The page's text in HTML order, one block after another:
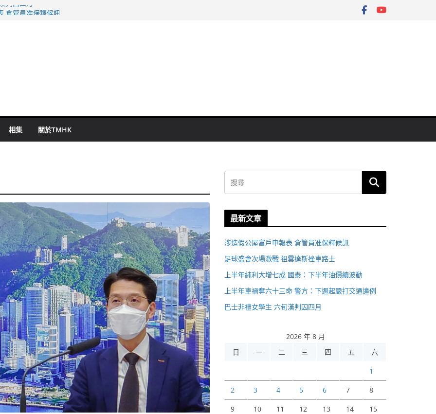
判囚四月
相集 關於TMHK
最新文章
涉造假公屋富戶申報表 倉管員准保釋候訊
足球盛會次場激戰 祖雲達斯挫車路士
上半年純利大增七成 國泰：下半年油價續波動
上半年車禍奪六十三命 警方：下週起嚴打交通違例
巴士非禮女學生 六旬漢判囚四月
2026 年 8 月
日
一 二 三 四 五 六
1
2 3 4 5 6 7 8
9 10 11 12 13 14 15